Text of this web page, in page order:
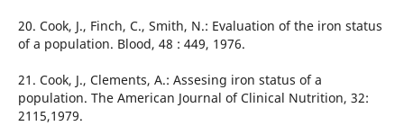
20. Cook, J., Finch, C., Smith, N.: Evaluation of the iron status
of a population. Blood, 48 : 449, 1976.
21. Cook, J., Clements, A.: Assesing iron status of a
population. The American Journal of Clinical Nutrition, 32:
2115,1979.